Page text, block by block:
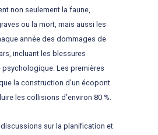
non seulement la faune,
ou la mort, mais aussi les
année des dommages de
incluant les blessures
Les premières
la construction d’un écopont
les collisions d’environ 80 %.
sur la planification et